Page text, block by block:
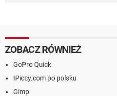
ZOBACZ RÓWNIEŻ
GoPro Quick
IPiccy.com po polsku
Gimp